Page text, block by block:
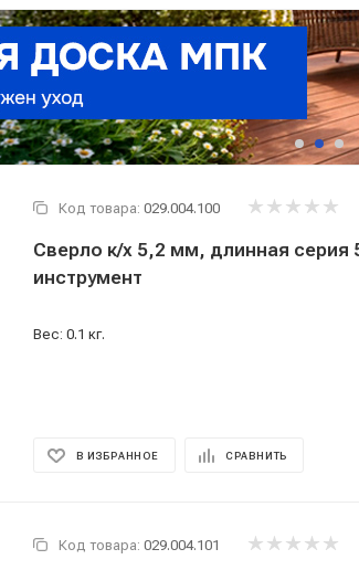
Код товара: 029.004.100
Сверло к/х 5,2 мм, длинная серия
инструмент
Вес: 0.1 кг.
В ИЗБРАННОЕ СРАВНИТЬ
Код товара: 029.004.101